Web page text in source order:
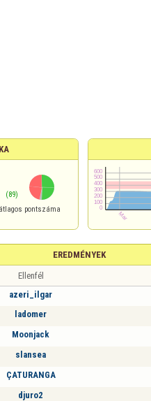
(89)
pontszáma
EREDMÉNYEK
Ellenfél
azeri_ilgar
ladomer
Moonjack
slansea
ÇATURANGA
djuro2